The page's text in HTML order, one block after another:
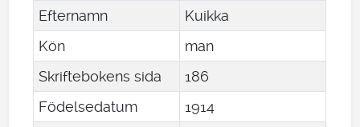
Efternamn
Kuikka
Kön
man
Skriftebokens sida
186
Födelsedatum
1914